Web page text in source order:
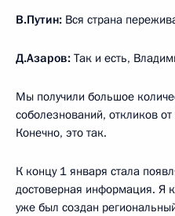
В.Путин: Вся страна
Д.Азаров: Так и есть,
Мы получили большое
соболезнований, откликов
Конечно, это так.
К концу 1 января стала
достоверная информация. Я
уже был создан